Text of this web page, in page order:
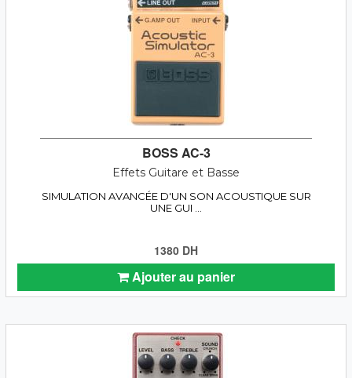
BOSS AC-3
Effets Guitare et Basse
SIMULATION AVANCÉE D'UN SON ACOUSTIQUE SUR
UNE GUI ...
1380 DH
Ajouter au panier